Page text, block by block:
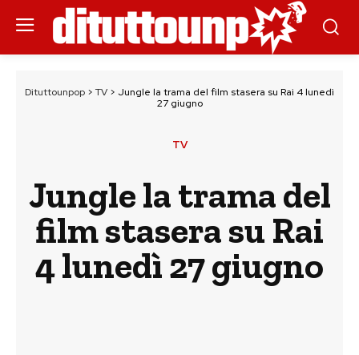
Dituttounpop > TV > Jungle la trama del film stasera su Rai 4 lunedì
27 giugno
TV
Jungle la trama del
film stasera su Rai
4 lunedì 27 giugno